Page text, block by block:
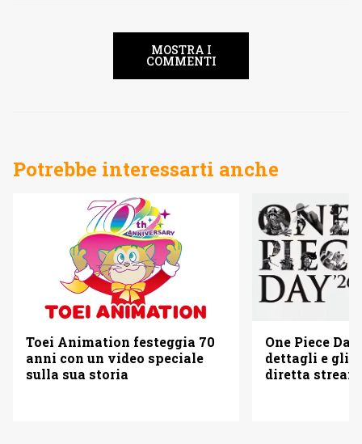
MOSTRA I
COMMENTI
Potrebbe interessarti anche
Toei Animation festeggia 70
anni con un video speciale
sulla sua storia
One Piece
dettagli e gli
diretta